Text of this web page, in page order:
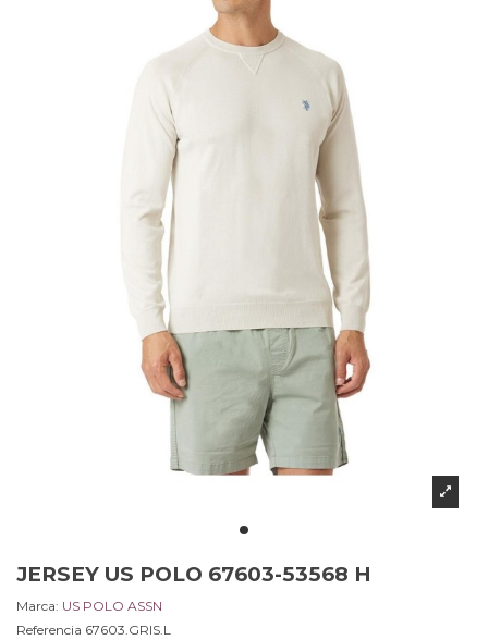
JERSEY US POLO 67603-53568 H
Marca: US POLO ASSN
Referencia 67603.GRIS.L